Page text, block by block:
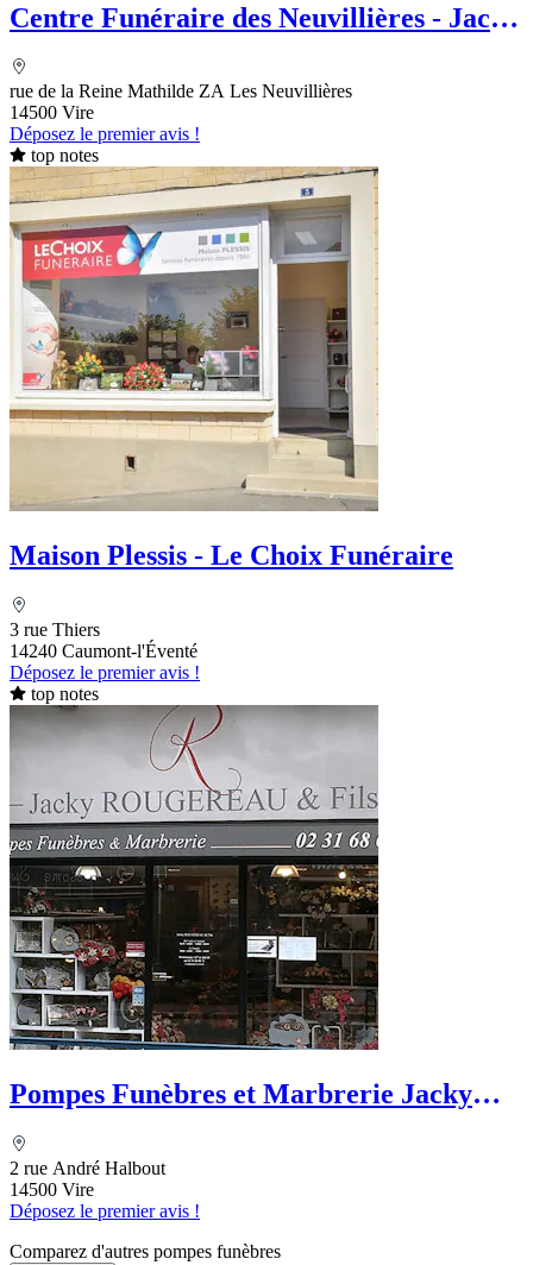
Centre Funéraire des Neuvillières - Jacky
rue de la Reine Mathilde ZA Les Neuvillières
14500 Vire
Déposez le premier avis !
top notes
Maison Plessis - Le Choix Funéraire
3 rue Thiers
14240 Caumont-l'Éventé
Déposez le premier avis !
top notes
Pompes Funèbres et Marbrerie Jacky
2 rue André Halbout
14500 Vire
Déposez le premier avis !
Comparez d'autres pompes funèbres